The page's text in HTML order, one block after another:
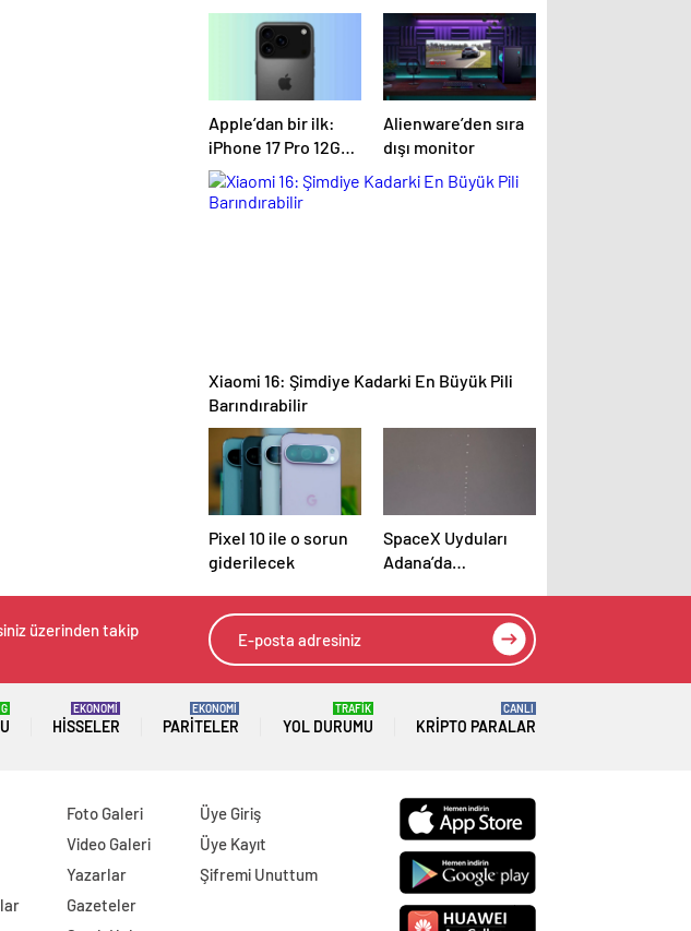
Apple’dan bir ilk:
iPhone 17 Pro 12GB
RAM ile gelecek
Alienware’den sıra
dışı monitor
Xiaomi 16: Şimdiye Kadarki En Büyük Pili
Barındırabilir
Pixel 10 ile o sorun
giderilecek
SpaceX Uyduları
Adana’da
üzerinden takip
HISSELER
EKONOMİ
PARITELER
EKONOMİ
YOL DURUMU
TRAFİK
KRIPTO PARALAR
CANLI
Foto Galeri
Video Galeri
Yazarlar
Gazeteler
Üye Giriş
Üye Kayıt
Şifremi Unuttum